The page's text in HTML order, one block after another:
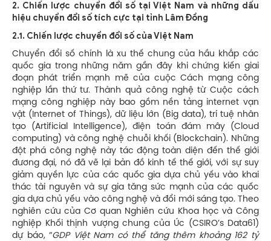
2. Chiến lược chuyển đổi số tại Việt Nam và những dấu
hiệu chuyển đổi số tích cực tại tỉnh Lâm Đồng
2.1. Chiến lược chuyển đổi số của Việt Nam
Chuyển đổi số chính là xu thế chung của hầu khắp các
quốc gia trong những năm gần đây khi chứng kiến giai
đoạn phát triển mạnh mẽ của cuộc Cách mạng công
nghiệp lần thứ tư. Thành quả công nghệ từ Cuộc cách
mạng công nghiệp này bao gồm nền tảng internet vạn
vật (Internet of Things), dữ liệu lớn (Big data), trí tuệ nhân
tạo (Artificial Intelligence), điện toán đám mây (Cloud
computing) và công nghệ chuỗi khối (Blockchain). Những
đột phá công nghệ này tác động toàn diện đến thế giới
đương đại, nó đã vẽ lại bản đồ kinh tế thế giới, với sự suy
giảm quyền lực của các quốc gia dựa chủ yếu vào khai
thác tài nguyên và sự gia tăng sức mạnh của các quốc
gia dựa chủ yếu vào công nghệ và đổi mới sáng tạo. Theo
nghiên cứu của Cơ quan Nghiên cứu Khoa học và Công
nghiệp Khối thịnh vượng chung của Úc (CSIRO’s Data61)
dự báo, “GDP Việt Nam có thể tăng thêm khoảng 162 tỷ